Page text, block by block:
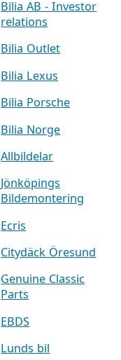
Bilia AB - Investor
relations
Bilia Outlet
Bilia Lexus
Bilia Porsche
Bilia Norge
Allbildelar
Jönköpings
Bildemontering
Ecris
Citydäck Öresund
Genuine Classic
Parts
EBDS
Lunds bil